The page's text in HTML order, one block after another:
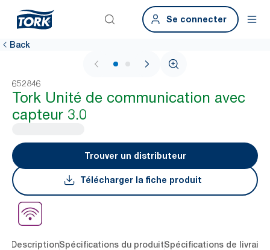
Se connecter
Back
1 / 2
652846
Tork Unité de communication avec
capteur 3.0
Trouver un distributeur
Télécharger la fiche produit
DescriptionSpécifications du produitSpécifications de